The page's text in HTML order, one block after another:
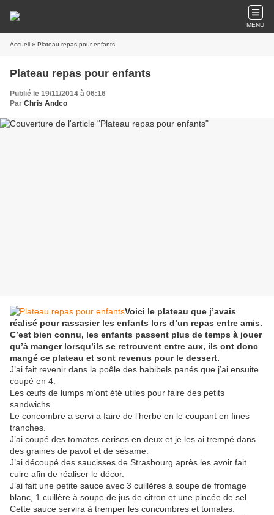
MENU
Accueil » Plateau repas pour enfants
Plateau repas pour enfants
Publié le 19/11/2014 à 06:16
Par Chris Andco
Voici le plateau que j’avais
réalisé pour rassasier les enfants lors d’un repas entre amis.
C’est bien connu, les enfants passent plus de temps à jouer
qu’à manger lorsqu’ils se retrouvent entre aux, ils ont donc
mangé ce plateau et sont revenus pour le dessert.
J’ai fait revenir dans la poêle des babibels panés que j’ai ensuite
coupé en 4.
Les œufs de lumps m’ont été utiles pour faire des petits
sandwichs.
Le concombre a servi a faire de l’herbe en le coupant en fines
tranches.
J’ai coupé des tomates cerises en deux et je les ai trempé dans
des graines de pavot et de sésame.
J’ai découpé des saucisses de Strasbourg après les avoir fait
cuire afin de réaliser le décor.
J’ai fait une petite sauce avec 3 cuillères à soupe de fromage
blanc, 1 cuillère à soupe de jus de citron et une pincée de sel.
Cette sauce servira à tremper les concombres et tomates.